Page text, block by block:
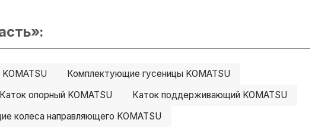
Комплектующие гусеницы KOMATSU
Каток опорный KOMATSU
Каток поддерживающий KOMATSU
колеса направляющего KOMATSU